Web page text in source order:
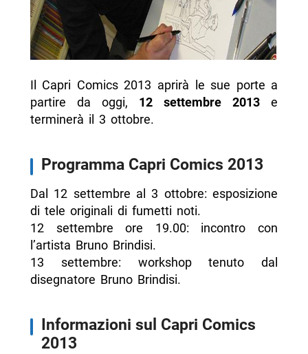
Il Capri Comics 2013 aprirà le sue porte a
partire da oggi, 12 settembre 2013 e
terminerà il 3 ottobre.
Programma Capri Comics 2013
Dal 12 settembre al 3 ottobre: esposizione
di tele originali di fumetti noti.
12 settembre ore 19.00: incontro con
l’artista Bruno Brindisi.
13 settembre: workshop tenuto dal
disegnatore Bruno Brindisi.
Informazioni sul Capri Comics
2013